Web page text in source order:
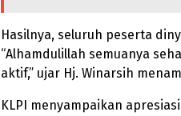
Hasilnya, seluruh peserta
“Alhamdulillah semuanya
aktif,” ujar Hj. Winarsih
KLPI menyampaikan